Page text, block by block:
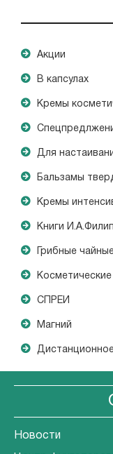
Акции
В капсулах
Кремы
Для
Бальзамы
Кремы
Книги
Грибные
СПРЕИ
Магний
Новости